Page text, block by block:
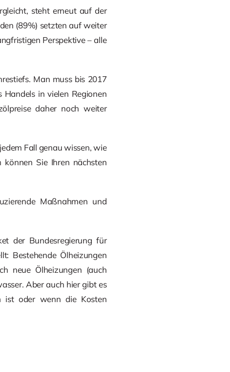
steht erneut auf der
(89%) setzten auf weiter
Perspektive – alle
Man muss bis 2017
in vielen Regionen
daher noch weiter
Fall genau wissen, wie
Sie Ihren nächsten
Maßnahmen und
der Bundesregierung für
Bestehende Ölheizungen
neue Ölheizungen (auch
Aber auch hier gibt es
ist oder wenn die Kosten